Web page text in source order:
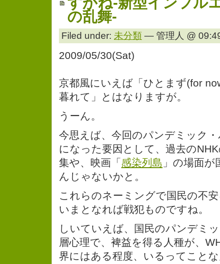
の乱舞-
Filed under: 未分類 — 管理人 @
2009/05/30(Sat)
京都風にいえば「ひとまず(for
暮れて」とはなりますが。
うーん。
今思えば、今回のパンデミック
になった要因として、過去の
集や、映画「 感染列島 」の場面
んじゃないかと。
これらのネーミングで国民の不
いまとなれば戦犯ものですね。
しいていえば、国民のパンデミ
層心理で、裨益を得る人種が、
界にはある程度、いるってこと